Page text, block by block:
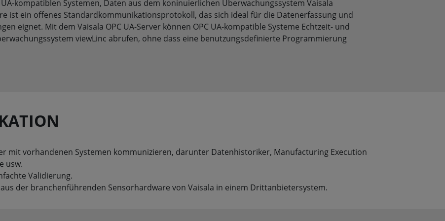
kompatiblen Systemen, Daten aus dem koninuierlichen Überwachungssystem Vaisala
ist ein offenes Standardkommunikationsprotokoll, das sich ideal für die Datenerfassung und
eignet. Mit dem Vaisala OPC UA-Server können OPC UA-kompatible Systeme Echtzeit- und
viewLinc abrufen, ohne dass eine benutzungsdefinierte Programmierung
mit vorhandenen Systemen kommunizieren, darunter Datenhistoriker, Manufacturing Execution
usw.
Validierung.
der branchenführenden Sensorhardware von Vaisala in einem Drittanbietersystem.